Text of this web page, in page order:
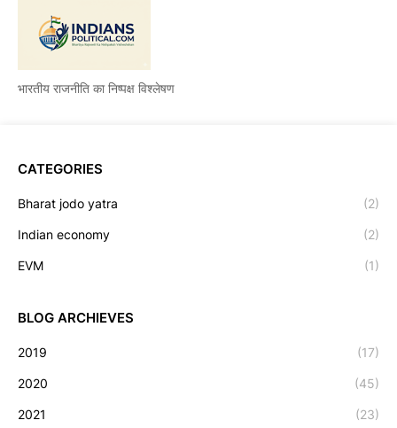
भारतीय राजनीति का निष्पक्ष विश्लेषण
CATEGORIES
Bharat jodo yatra (2)
Indian economy (2)
EVM (1)
BLOG ARCHIEVES
2019 (17)
2020 (45)
2021 (23)